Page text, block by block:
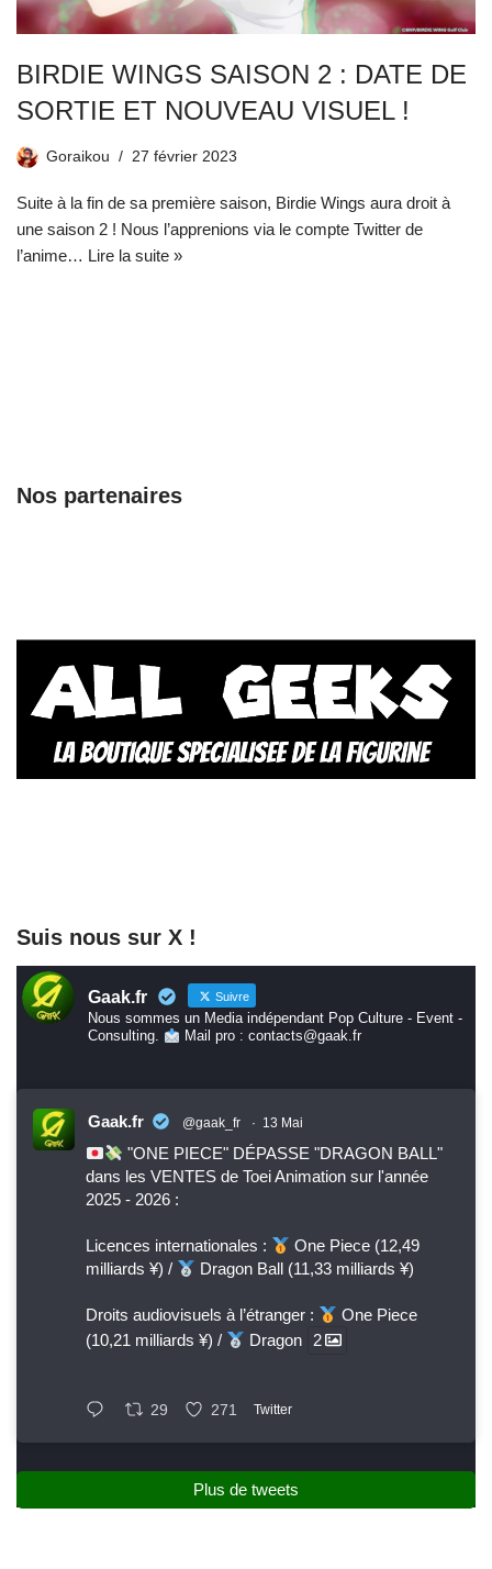
BIRDIE WINGS SAISON 2 : DATE DE
SORTIE ET NOUVEAU VISUEL !
Goraikou 27 février 2023
Suite à la fin de sa première saison, Birdie Wings aura droit à
une saison 2 ! Nous l’apprenions via le compte Twitter de
l’anime… Lire la suite »
Nos partenaires
Suis nous sur X !
Gaak.fr Suivre
Nous sommes un Media indépendant Pop Culture - Event -
Consulting.
Mail pro : contacts@gaak.fr
Gaak.fr @gaak_fr · 13 Mai
"ONE PIECE" DÉPASSE "DRAGON BALL"
dans les VENTES de Toei Animation sur l'année
2025 - 2026 :
Licences internationales :
One Piece (12,49
milliards ¥) /
Dragon Ball (11,33 milliards ¥)
Droits audiovisuels à l’étranger :
One Piece
(10,21 milliards ¥) /
Dragon 2
29 271 Twitter
Plus de tweets